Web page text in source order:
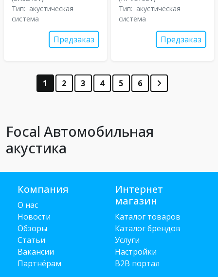
Тип: акустическая
система
Предзаказ
Тип: акустическая
система
Предзаказ
1 2 3 4 5 6
Focal Автомобильная
акустика
Компания
О нас
Новости
Обзоры
Статьи
Вакансии
Партнёрам
Интернет
магазин
Каталог товаров
Каталог брендов
Услуги
Настройки
B2B портал